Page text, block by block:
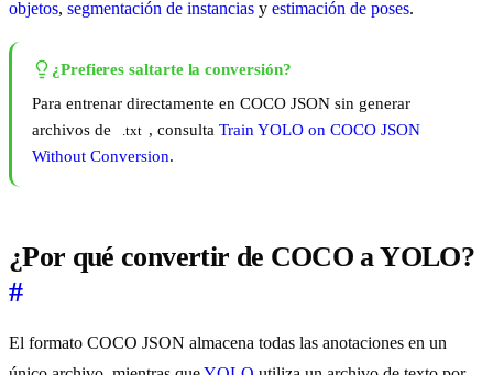
objetos, segmentación de instancias y estimación de poses.
¿Prefieres saltarte la conversión?
Para entrenar directamente en COCO JSON sin generar
archivos de
.txt , consulta Train YOLO on COCO JSON
Without Conversion.
¿Por qué convertir de COCO a YOLO?
#
El formato COCO JSON almacena todas las anotaciones en un